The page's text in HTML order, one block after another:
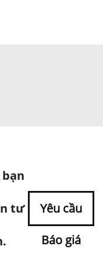
tư
Yêu cầu
Báo giá